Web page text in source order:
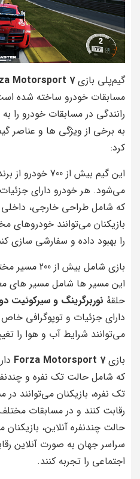
گیم‌پلی بازیMotorsport 7
مسابقات خودرو ساخته شده است
رانندگی در مسابقات خودرو را
به برخی از ویژگی‌ ها و عناصر
کرد:
این گیم بیش از
می‌شود. هر خودرو دارای
که شامل طراحی خارجی،
بازیکنان می‌توانند خودروهای
را بهبود داده و سفارشی‌ سازی
بازی شامل
این مسیر ها شامل مسیر های
حلقهٔ نوربرگرینگ و سیرکوئیت
دارای جزئیات و توپوگرافی
می‌توانند شرایط آب و هوا را
بازیForza Motorsport 7
که شامل حالت تک‌ نفره و
تک‌ نفره، بازیکنان می‌توانند در
رقابت کنند و در مسابقات
حالت چندنفره آنلاین، بازیکنان
سراسر جهان به صورت آنلاین
اجتماعی را تجربه کنند.